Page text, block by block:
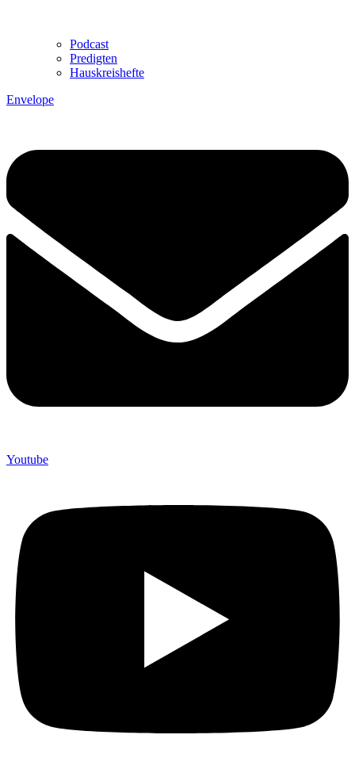
Podcast
Predigten
Hauskreishefte
Envelope
Youtube